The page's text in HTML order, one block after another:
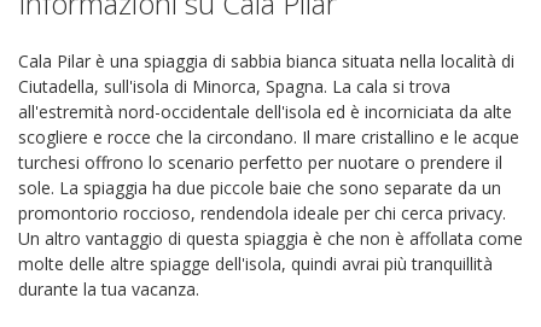
Cala Pilar è una spiaggia di sabbia bianca situata nella località di
Ciutadella, sull'isola di Minorca, Spagna. La cala si trova
all'estremità nord-occidentale dell'isola ed è incorniciata da alte
scogliere e rocce che la circondano. Il mare cristallino e le acque
turchesi offrono lo scenario perfetto per nuotare o prendere il
sole. La spiaggia ha due piccole baie che sono separate da un
promontorio roccioso, rendendola ideale per chi cerca privacy.
Un altro vantaggio di questa spiaggia è che non è affollata come
molte delle altre spiagge dell'isola, quindi avrai più tranquillità
durante la tua vacanza.